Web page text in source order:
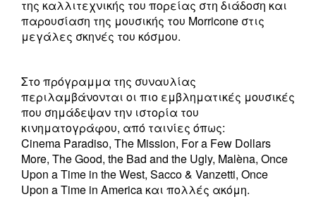
της καλλιτεχνικής του πορείας στη διάδοση και
παρουσίαση της μουσικής του Morricone στις
μεγάλες σκηνές του κόσμου.
Στο πρόγραμμα της συναυλίας
περιλαμβάνονται οι πιο εμβληματικές μουσικές
που σημάδεψαν την ιστορία του
κινηματογράφου, από ταινίες όπως:
Cinema Paradiso, The Mission, For a Few Dollars
More, The Good, the Bad and the Ugly, Malèna, Once
Upon a Time in the West, Sacco & Vanzetti, Once
Upon a Time in America και πολλές ακόμη.